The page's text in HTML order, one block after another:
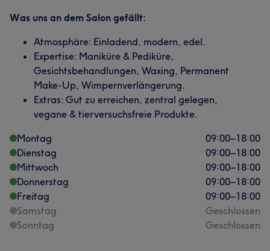
Was uns an dem Salon gefällt:
Atmosphäre: Einladend, modern, edel.
Expertise: Maniküre & Pediküre,
Gesichtsbehandlungen, Waxing, Permanent
Make-Up, Wimpernverlängerung.
Extras: Gut zu erreichen, zentral gelegen,
vegane & tierversuchsfreie Produkte.
Montag
09:00–18:00
Dienstag
09:00–18:00
Mittwoch
09:00–18:00
Donnerstag
09:00–18:00
Freitag
09:00–18:00
Samstag
Geschlossen
Sonntag
Geschlossen